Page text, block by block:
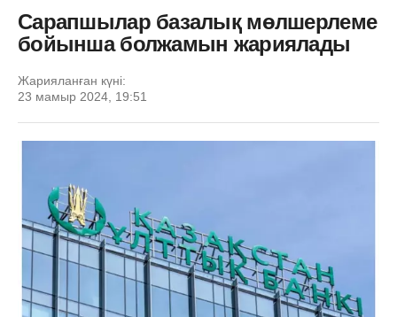
Сарапшылар базалық мөлшерлеме
бойынша болжамын жариялады
Жарияланған күні:
23 мамыр 2024, 19:51